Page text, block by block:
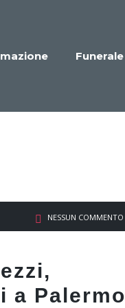
NESSUN COMMENTO
a Palermo